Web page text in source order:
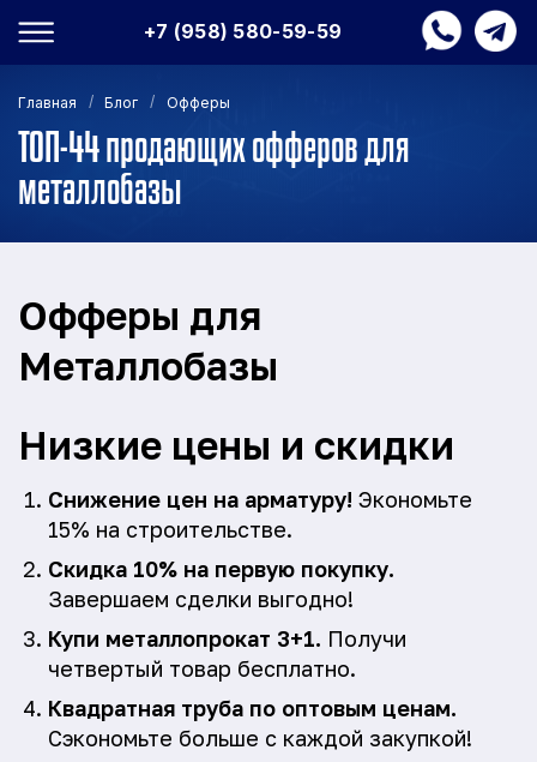
+7 (958) 580-59-59
Главная / Блог / Офферы
ТОП-44 продающих офферов для
металлобазы
Офферы для
Металлобазы
Низкие цены и скидки
Снижение цен на арматуру! Экономьте
15% на строительстве.
Скидка 10% на первую покупку.
Завершаем сделки выгодно!
Купи металлопрокат 3+1. Получи
четвертый товар бесплатно.
Квадратная труба по оптовым ценам.
Сэкономьте больше с каждой закупкой!